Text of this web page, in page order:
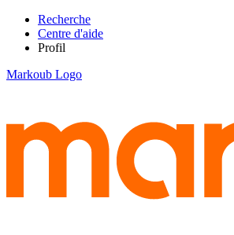
Recherche
Centre d'aide
Profil
Markoub Logo